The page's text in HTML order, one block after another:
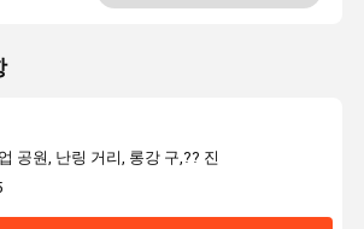
공원, 난링 거리, 롱강 구,?? 진